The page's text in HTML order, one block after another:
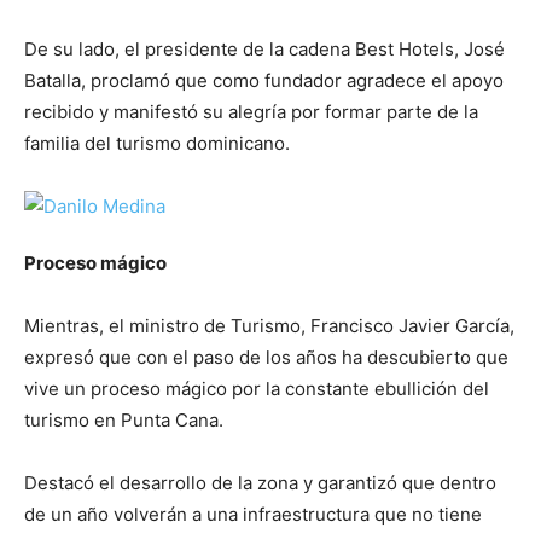
De su lado, el presidente de la cadena Best Hotels, José
Batalla, proclamó que como fundador agradece el apoyo
recibido y manifestó su alegría por formar parte de la
familia del turismo dominicano.
Proceso mágico
Mientras, el ministro de Turismo, Francisco Javier García,
expresó que con el paso de los años ha descubierto que
vive un proceso mágico por la constante ebullición del
turismo en Punta Cana.
Destacó el desarrollo de la zona y garantizó que dentro
de un año volverán a una infraestructura que no tiene